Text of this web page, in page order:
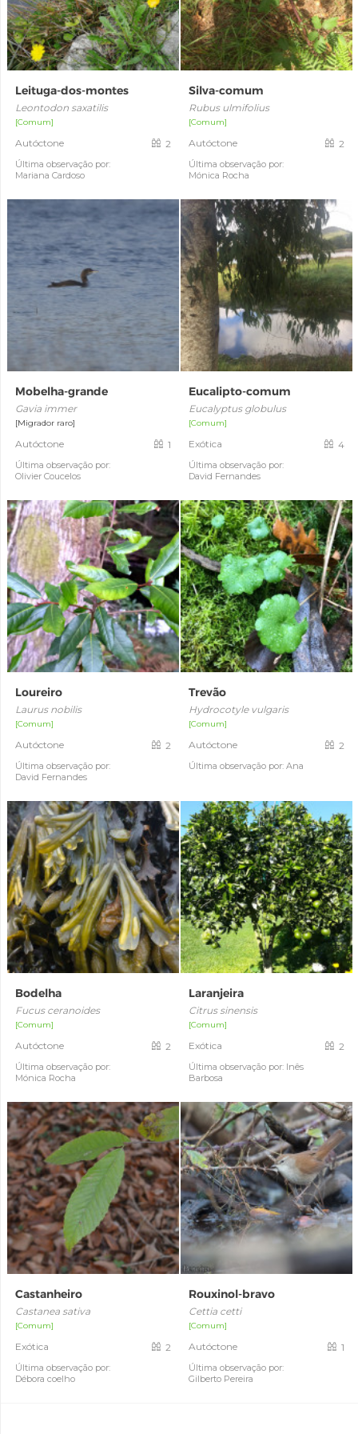
Leituga-dos-montes
Leontodon saxatilis
[Comum]
Autóctone
Última observação por:
Mariana Cardoso
2
Silva-comum
Rubus ulmifolius
[Comum]
Autóctone
Última observação por:
Mónica Rocha
2
Mobelha-grande
Gavia immer
[Migrador raro]
Autóctone
Última observação por:
Olivier Coucelos
1
Eucalipto-comum
Eucalyptus globulus
[Comum]
Exótica
Última observação por:
David Fernandes
4
Loureiro
Laurus nobilis
[Comum]
Autóctone
Última observação por:
David Fernandes
2
Trevão
Hydrocotyle vulgaris
[Comum]
Autóctone
Última observação por: Ana
2
Bodelha
Fucus ceranoides
[Comum]
Autóctone
Última observação por:
Mónica Rocha
2
Laranjeira
Citrus sinensis
[Comum]
Exótica
Última observação por: Inês
Barbosa
2
Castanheiro
Castanea sativa
[Comum]
Exótica
Última observação por:
Débora coelho
2
Rouxinol-bravo
Cettia cetti
[Comum]
Autóctone
Última observação por:
Gilberto Pereira
1